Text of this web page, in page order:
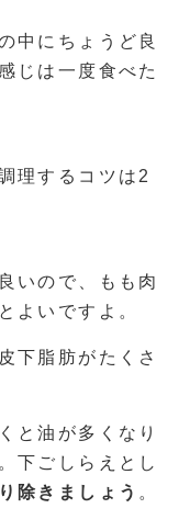
中にちょうど良
じは一度食べた
理するコツは2
いので、もも肉
よいですよ。
下脂肪がたくさ
と油が多くなり
下ごしらえとし
除きましょう 。